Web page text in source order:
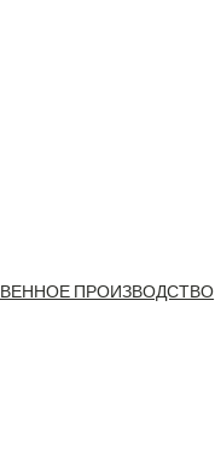
ПРОИЗВОДСТВО